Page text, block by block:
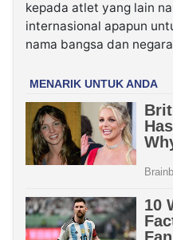
kepada atlet yang lain
internasional apapun
nama bangsa dan